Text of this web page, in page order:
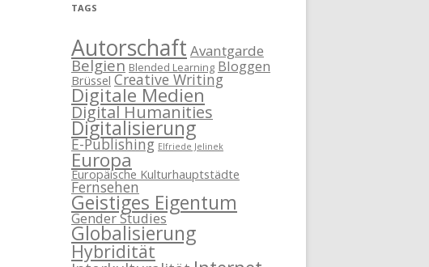
TAGS
Autorschaft Avantgarde
Belgien Blended Learning Bloggen
Brüssel Creative Writing
Digitale Medien
Digital Humanities
Digitalisierung
E-Publishing Elfriede Jelinek
Europa
Europäische Kulturhauptstädte
Fernsehen
Geistiges Eigentum
Gender Studies
Globalisierung
Hybridität